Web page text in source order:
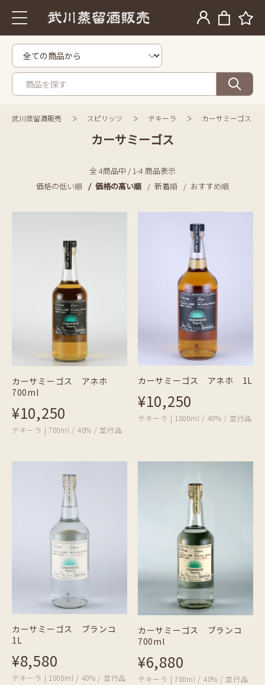
武川蒸留酒販売 スピリッツ テキーラ カーサミーゴス
カーサミーゴス
全 4商品中 / 1-4 商品表示
価格の低い順
価格の高い順 新着順 おすすめ順
カーサミーゴス アネホ
700ml
¥10,250
テキーラ | 700ml / 40% / 並行品
カーサミーゴス アネホ 1L
¥10,250
テキーラ | 1000ml / 40% / 並行品
カーサミーゴス ブランコ
1L
¥8,580
テキーラ | 1000ml / 40% / 並行品
カーサミーゴス ブランコ
700ml
¥6,880
テキーラ | 700ml / 40% / 並行品